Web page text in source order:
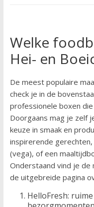
Welke
Hei- en
De meest populaire
check je in de
professionele boxen
Doorgaans mag je zelf
keuze in smaak en
inspirerende
(vega), of een
Onderstaand vind je de
de uitgebreide pagina
HelloFresh: